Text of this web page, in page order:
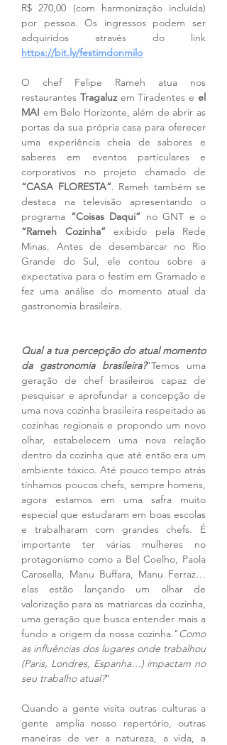
R$ 270,00 (com harmonização incluída)
por pessoa. Os ingressos podem ser
https://bit.ly/festimdonmilo
O chef Felipe Rameh atua nos
restaurantes Tragaluz em Tiradentes e el
MAI em Belo Horizonte, além de abrir as
portas da sua própria casa para oferecer
uma experiência cheia de sabores e
saberes em eventos particulares e
“CASA FLORESTA”. Rameh também se
destaca na televisão apresentando o
programa “Coisas Daqui”
“Rameh Cozinha” exibido pela Rede
Minas. Antes de desembarcar no Rio
Grande do Sul, ele contou sobre a
expectativa para o festim em Gramado e
fez uma análise do momento atual da
gastronomia brasileira.
Qual a tua percepção do atual momento
da gastronomia brasileira?"Temos uma
geração de chef brasileiros capaz de
pesquisar e aprofundar a concepção de
uma nova cozinha brasileira respeitado as
cozinhas regionais e propondo um novo
olhar, estabelecem uma nova relação
dentro da cozinha que até então era um
ambiente tóxico. Até pouco tempo atrás
tínhamos poucos chefs, sempre homens,
agora estamos em uma safra muito
especial que estudaram em boas escolas
e trabalharam com grandes chefs. É
importante ter várias mulheres no
protagonismo como a Bel Coelho, Paola
Carosella, Manu Buffara, Manu Ferraz…
elas estão lançando um olhar de
valorização para as matriarcas da cozinha,
uma geração que busca entender mais a
fundo a origem da nossa cozinha."Como
as influências dos lugares onde trabalhou
(Paris, Londres, Espanha…) impactam no
seu trabalho atual?"
Quando a gente visita outras culturas a
gente amplia nosso repertório, outras
maneiras de ver a natureza, a vida, a